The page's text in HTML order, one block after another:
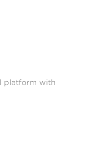
platform with